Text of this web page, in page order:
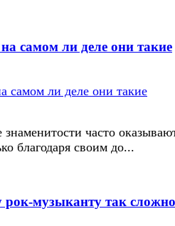
самом ли деле они такие
часто
благодаря своим до...
музыканту так сложно